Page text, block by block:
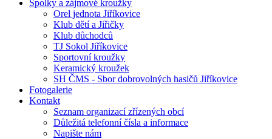
Spolky a zájmové kroužky
Orel jednota Jiříkovice
Klub dětí a Jiřičky
Klub důchodců
TJ Sokol Jiříkovice
Sportovní kroužky
Keramický kroužek
SH ČMS - Sbor dobrovolných hasičů Jiříkovice
Fotogalerie
Kontakt
Seznam organizací zřízených obcí
Důležitá telefonní čísla a informace
Napište nám